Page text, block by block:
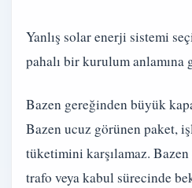
Yanlış solar enerji sistemi
pahalı bir kurulum anlamına
Bazen gereğinden büyük
Bazen ucuz görünen paket,
tüketimini karşılamaz. Bazen
trafo veya kabul sürecinde